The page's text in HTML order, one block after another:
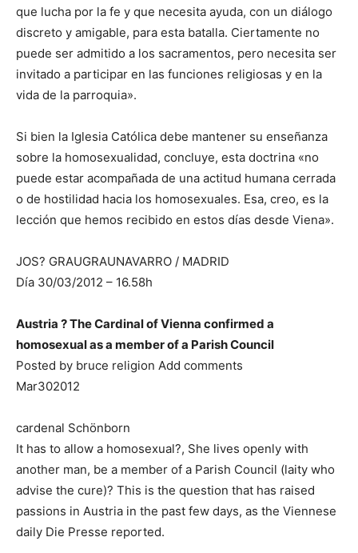
que lucha por la fe y que necesita ayuda, con un diálogo
discreto y amigable, para esta batalla. Ciertamente no
puede ser admitido a los sacramentos, pero necesita ser
invitado a participar en las funciones religiosas y en la
vida de la parroquia».
Si bien la Iglesia Católica debe mantener su enseñanza
sobre la homosexualidad, concluye, esta doctrina «no
puede estar acompañada de una actitud humana cerrada
o de hostilidad hacia los homosexuales. Esa, creo, es la
lección que hemos recibido en estos días desde Viena».
JOS? GRAUGRAUNAVARRO / MADRID
Día 30/03/2012 – 16.58h
Austria ? The Cardinal of Vienna confirmed a
homosexual as a member of a Parish Council
Posted by bruce religion Add comments
Mar302012
cardenal Schönborn
It has to allow a homosexual?, She lives openly with
another man, be a member of a Parish Council (laity who
advise the cure)? This is the question that has raised
passions in Austria in the past few days, as the Viennese
daily Die Presse reported.